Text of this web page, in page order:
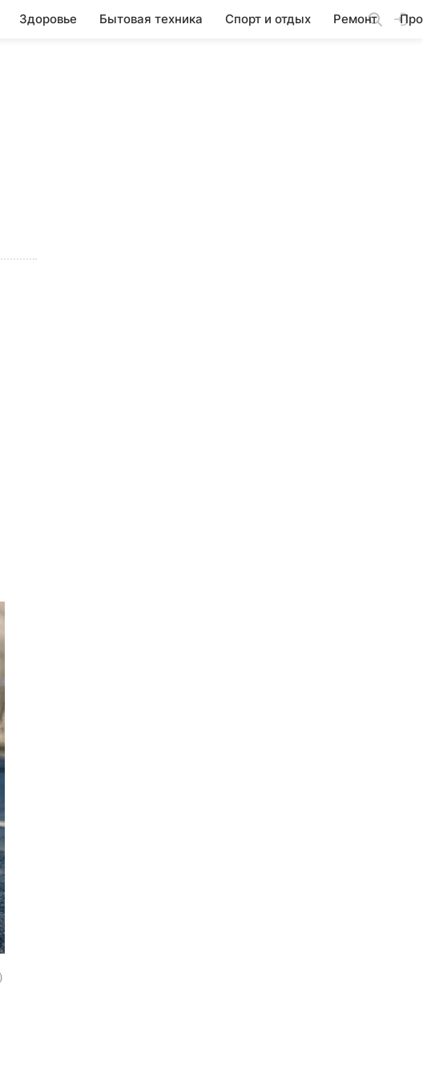
Здоровье Бытовая техника Спорт и отдых Ремонт